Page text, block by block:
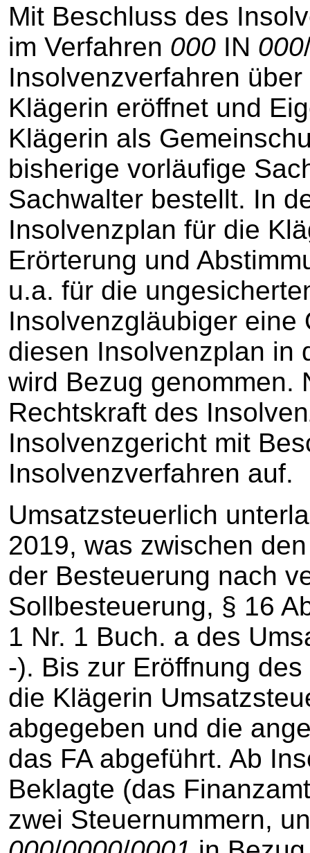
Mit Beschluss des
im Verfahren 000 IN 000
Insolvenzverfahren
Klägerin eröffnet und
Klägerin als
bisherige vorläufige
Sachwalter bestellt. In
Insolvenzplan für die
Erörterung und
u.a. für die
Insolvenzgläubiger eine
diesen Insolvenzplan in
wird Bezug genommen.
Rechtskraft des
Insolvenzgericht mit
Insolvenzverfahren auf.
Umsatzsteuerlich
2019, was zwischen
der Besteuerung nach
Sollbesteuerung, § 16
1 Nr. 1 Buch. a des
-). Bis zur Eröffnung
die Klägerin
abgegeben und die
das FA abgeführt. Ab
Beklagte (das
zwei Steuernummern,